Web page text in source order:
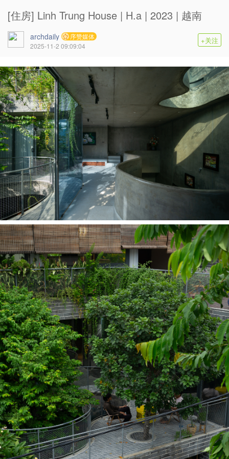
[住房] Linh Trung House | H.a | 2023 | 越南
archdaily
序赞媒体
2025-11-2 09:09:04
+关注